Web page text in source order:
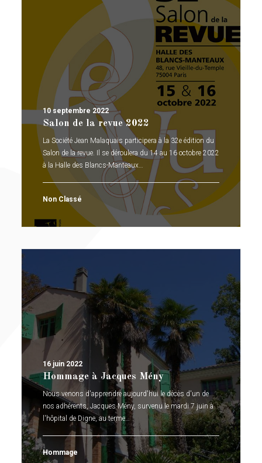
10 septembre 2022
Salon de la revue 2022
La Société Jean Malaquais participera à la 32e édition du
Salon de la revue. Il se déroulera du 14 au 16 octobre 2022
à la Halle des Blancs-Manteaux…
Non Classé
16 juin 2022
Hommage à Jacques Mény
Nous venons d'apprendre aujourd'hui le décès d'un de
nos adhérents, Jacques Mény, survenu le mardi 7 juin à
l'hôpital de Digne, au terme…
Hommage